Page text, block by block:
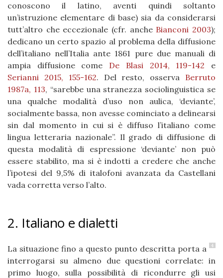
conoscono il latino, aventi quindi soltanto
un’istruzione elementare di base) sia da considerarsi
tutt’altro che eccezionale (cfr. anche Bianconi 2003);
dedicano un certo spazio al problema della diffusione
dell’italiano nell’Italia ante 1861 pure due manuali di
ampia diffusione come De Blasi 2014, 119-142 e
Serianni 2015, 155-162. Del resto, osserva Berruto
1987a, 113, “sarebbe una stranezza sociolinguistica se
una qualche modalità d’uso non aulica, ‘deviante’,
socialmente bassa, non avesse cominciato a delinearsi
sin dal momento in cui si è diffuso l’italiano come
lingua letteraria nazionale”. Il grado di diffusione di
questa modalità di espressione ‘deviante’ non può
essere stabilito, ma si è indotti a credere che anche
l’ipotesi del 9,5% di italofoni avanzata da Castellani
vada corretta verso l’alto.
2. Italiano e dialetti
4
La situazione fino a questo punto descritta porta a
interrogarsi su almeno due questioni correlate: in
primo luogo, sulla possibilità di ricondurre gli usi